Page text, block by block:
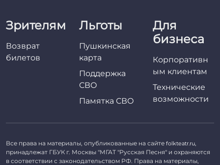
Зрителям
Возврат
билетов
Льготы
Пушкинская
карта
Поддержка
СВО
Памятка СВО
Для
бизнеса
Корпоративн
ым клиентам
Технические
возможности
Все права на материалы, опубликованные на сайте folkteatr.ru,
принадлежат ГБУК г. Москвы "МГАТ "Русская Песня" и охраняются
в соответствии с законодательством РФ. Права на материалы,